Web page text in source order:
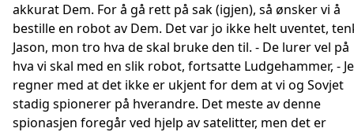
akkurat Dem. For å gå rett på sak (igjen), så ønsker vi å
bestille en robot av Dem. Det var jo ikke helt uventet,
Jason, mon tro hva de skal bruke den til. - De lurer vel på
hva vi skal med en slik robot, fortsatte Ludgehammer, -
regner med at det ikke er ukjent for dem at vi og Sovjet
stadig spionerer på hverandre. Det meste av denne
spionasjen foregår ved hjelp av satelitter, men det er